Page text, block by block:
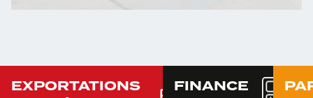
EXPORTATIONS
FINANCE